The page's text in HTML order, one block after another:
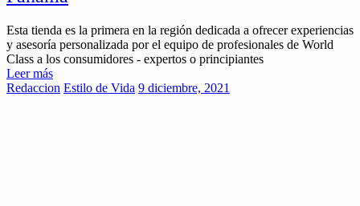
Esta tienda es la primera en la región dedicada a ofrecer experiencias
y asesoría personalizada por el equipo de profesionales de World
Class a los consumidores - expertos o principiantes
Leer más
Redaccion Estilo de Vida 9 diciembre, 2021